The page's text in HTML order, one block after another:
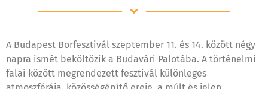
A Budapest Borfesztivál szeptember 11. és 14. között négy
napra ismét beköltözik a Budavári Palotába. A történelmi
falai között megrendezett fesztivál különleges